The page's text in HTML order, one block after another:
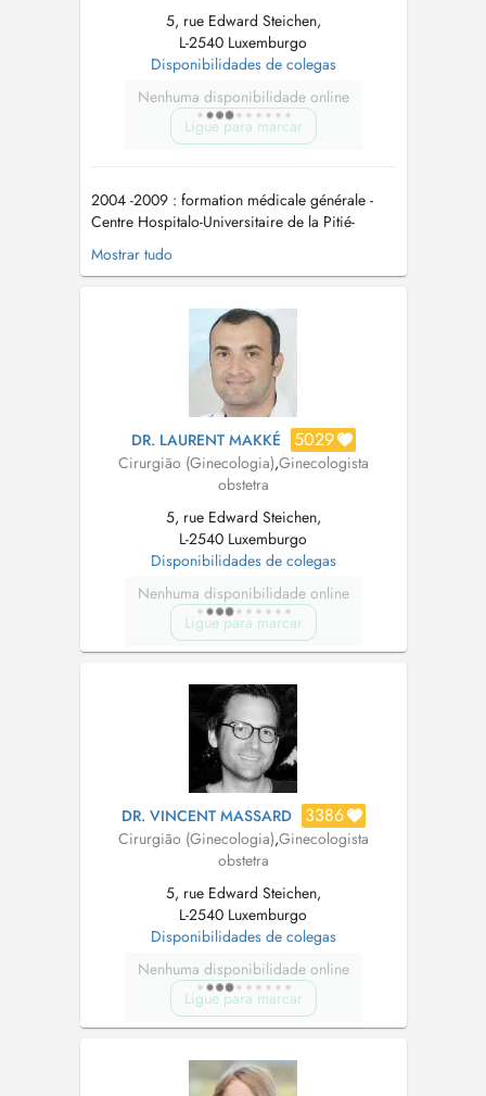
5, rue Edward Steichen,
L-2540 Luxemburgo
Disponibilidades de colegas
Nenhuma disponibilidade online
Ligue para marcar
2004 -2009 : formation médicale générale -
Centre Hospitalo-Universitaire de la Pitié-
Salpêtrière (Paris - France) 2009-2015 : internat
de gynécologie obstétrique - Centre Hospitalo-
l'Institut de Cancérologie de l'Ouest (Angers -
France) - Apprentiss...
Mostrar tudo
DR. LAURENT MAKKÉ 5029
Cirurgião (Ginecologia),Ginecologista
obstetra
5, rue Edward Steichen,
L-2540 Luxemburgo
Disponibilidades de colegas
Nenhuma disponibilidade online
Ligue para marcar
DR. VINCENT MASSARD 3386
Cirurgião (Ginecologia),Ginecologista
obstetra
5, rue Edward Steichen,
L-2540 Luxemburgo
Disponibilidades de colegas
Nenhuma disponibilidade online
Ligue para marcar